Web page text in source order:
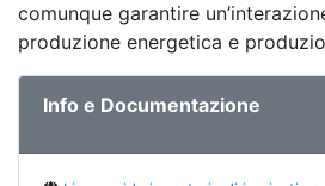
comunque garantire
produzione energetica e
Info e Documentazione